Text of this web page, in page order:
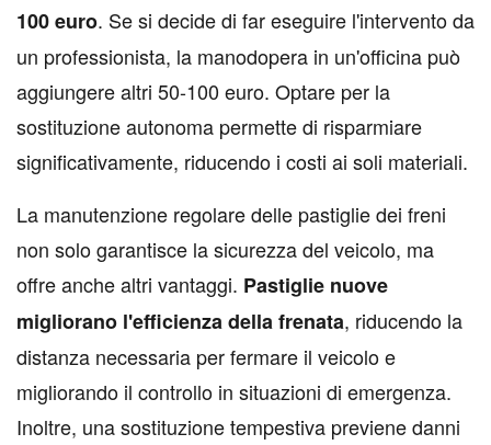
100 euro. Se si decide di far eseguire l'intervento da
un professionista, la manodopera in un'officina può
aggiungere altri 50-100 euro. Optare per la
sostituzione autonoma permette di risparmiare
significativamente, riducendo i costi ai soli materiali.
La manutenzione regolare delle pastiglie dei freni
non solo garantisce la sicurezza del veicolo, ma
offre anche altri vantaggi. Pastiglie nuove
migliorano l'efficienza della frenata, riducendo la
distanza necessaria per fermare il veicolo e
migliorando il controllo in situazioni di emergenza.
Inoltre, una sostituzione tempestiva previene danni